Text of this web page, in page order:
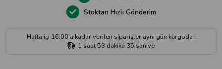
Hafta içi 16:00'a kadar verilen siparişler aynı gün kargoda !
1 saat 53 dakika 34 saniye
Stoktan Hızlı Gönderim